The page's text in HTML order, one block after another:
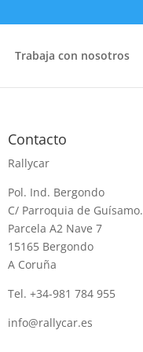
Trabaja con nosotros
Contacto
Rallycar
Pol. Ind. Bergondo
C/ Parroquia de Guísamo.
Parcela A2 Nave 7
15165 Bergondo
A Coruña
Tel. +34-981 784 955
info@rallycar.es